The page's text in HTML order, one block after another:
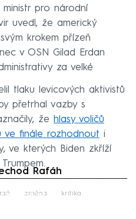
pro národní
uvedl, že americký
krokem přízeň
v OSN Gilad Erdan
za velké
tlaku levicových aktivistů
přetrhal vazby s
že hlasy voličů
ve finále rozhodnout i
ve kterých Biden zkříží
Rafáh
fetch
změna kritika